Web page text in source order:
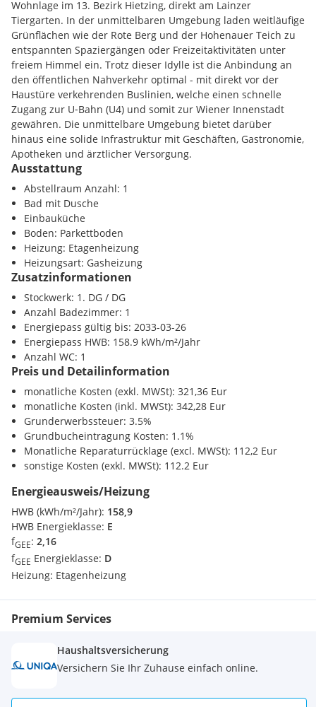
Eleganz.
Raumaufteilung:
3 geräumige Zimmer
elegante Küche
Schrankraum/Abstellraum
Bad mit ebenerdiger Dusche
separates WC
Galerie (über eine Wendeltreppe erreichbar)
großzügiger Vorraum
Nebenkosten
Ihre Kostenersparnis bis 30.06.2026: Jetzt noch bis zu EUR
11.500 sparen! Beim erstmaligen Erwerb eines Eigenheims
entfallen in Österreich bis 30.06.2026 die
Grundbuchseintragungsgebühr (1,1 %) sowie die
Pfandrechteintragungsgebühr (1,2 %).
Grundbucheintragung: 1,1% d.KP.
Grunderwerbssteuer: 3,5% d.KP.
Maklerprovision: 3% d.KP. + 20% USt.
Kaufvertragshonorar: 1,2% zzgl. Barauslagen und USt. | Die
Errichtung und Durchführung des Kaufvertrages erfolgt
durch die Kanzlei Tiefenthaler Gnesda Rechtsanwälte GmbH.
Wohnlage im 13. Bezirk Hietzing, direkt am Lainzer
Tiergarten. In der unmittelbaren Umgebung laden weitläufige
Grünflächen wie der Rote Berg und der Hohenauer Teich zu
entspannten Spaziergängen oder Freizeitaktivitäten unter
freiem Himmel ein. Trotz dieser Idylle ist die Anbindung an
den öffentlichen Nahverkehr optimal - mit direkt vor der
Haustüre verkehrenden Buslinien, welche einen schnelle
Zugang zur U‑Bahn (U4) und somit zur Wiener Innenstadt
gewähren. Die unmittelbare Umgebung bietet darüber
hinaus eine solide Infrastruktur mit Geschäften, Gastronomie,
Apotheken und ärztlicher Versorgung.
Infrastruktur / Entfernungen
Gesundheit
Arzt <500m
Apotheke <1000m
Klinik <1500m
Krankenhaus <2000m
Kinder / Schulen
Schule <1500m
Kindergarten <1000m
Universität <1000m
Höhere Schule <4000m
Nahversorgung
Supermarkt <1000m
Bäckerei <1500m
Einkaufszentrum <4500m
Verkehr
Bahnhof <2000m
Autobahnanschluss <4000m
Sonstige
Bank <1500m
Post <1500m
Polizei <2000m
Ausstattung
Abstellraum Anzahl: 1
Bad mit Dusche
Einbauküche
Boden: Parkettboden
Heizung: Etagenheizung
Heizungsart: Gasheizung
Zusatzinformationen
Stockwerk: 1. DG / DG
Anzahl Badezimmer: 1
Energiepass gültig bis: 2033-03-26
Energiepass HWB: 158.9 kWh/m²/Jahr
Anzahl WC: 1
Preis und Detailinformation
monatliche Kosten (exkl. MWSt): 321,36 Eur
monatliche Kosten (inkl. MWSt): 342,28 Eur
Grunderwerbssteuer: 3.5%
Grundbucheintragung Kosten: 1.1%
Monatliche Reparaturrücklage (excl. MWSt): 112,2 Eur
sonstige Kosten (exkl. MWSt): 112.2 Eur
Energieausweis/Heizung
HWB (kWh/m²/Jahr): 158,9
HWB Energieklasse: E
fGEE: 2,16
fGEE Energieklasse: D
Heizung: Etagenheizung
Premium Services
Haushaltsversicherung
Versichern Sie Ihr Zuhause einfach online.